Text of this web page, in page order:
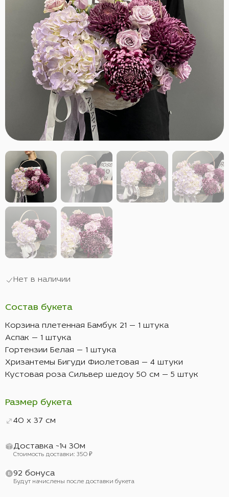
Нет в наличии
Состав букета
Корзина плетенная Бамбук 21 — 1 штука
Аспак — 1 штука
Гортензии Белая — 1 штука
Хризантемы Бигуди Фиолетовая — 4 штуки
Кустовая роза Сильвер шедоу 50 см — 5 штук
Размер букета
40 x 37 см
Доставка ~1ч 30м
Стоимость доставки: 350 ₽
92 бонуса
Будут начислены после доставки букета